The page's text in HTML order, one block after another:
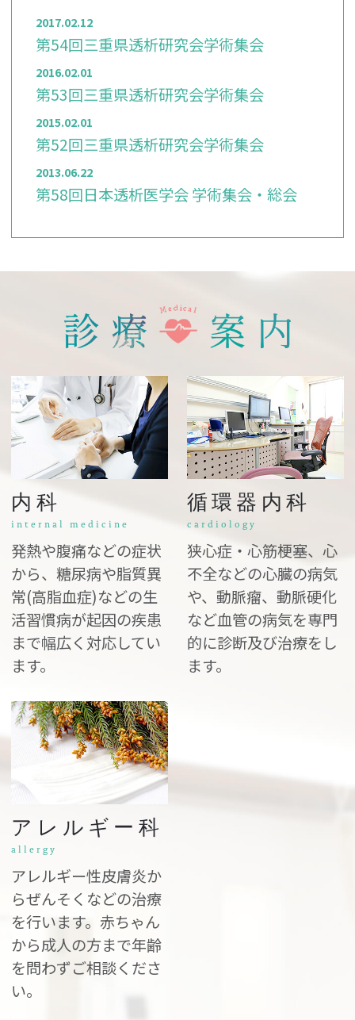
2017.02.12
第54回三重県透析研究会学術集会
2016.02.01
第53回三重県透析研究会学術集会
2015.02.01
第52回三重県透析研究会学術集会
2013.06.22
第58回日本透析医学会 学術集会・総会
内科
internal medicine
発熱や腹痛などの症状
から、糖尿病や脂質異
常(高脂血症)などの生
活習慣病が起因の疾患
まで幅広く対応してい
ます。
循環器内科
cardiology
狭心症・心筋梗塞、心
不全などの心臓の病気
や、動脈瘤、動脈硬化
など血管の病気を専門
的に診断及び治療をし
ます。
アレルギー科
allergy
アレルギー性皮膚炎か
らぜんそくなどの治療
を行います。赤ちゃん
から成人の方まで年齢
を問わずご相談くださ
い。